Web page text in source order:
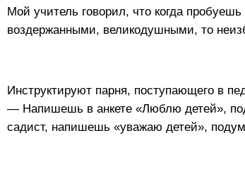
Мой учитель говорил, что когда
воздержанными, великодушными, то
Инструктируют парня, поступающего в
— Напишешь в анкете «Люблю детей»,
садист, напишешь «уважаю детей»,